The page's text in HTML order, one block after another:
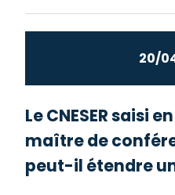
20/
Le CNESER saisi
maître de
peut-il étendre